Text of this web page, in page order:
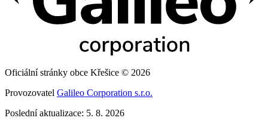
Oficiální stránky obce Křešice © 2026
Provozovatel Galileo Corporation s.r.o.
Poslední aktualizace: 5. 8. 2026